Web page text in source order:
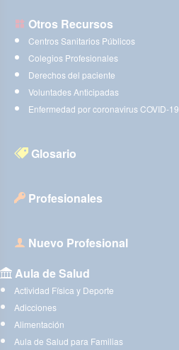
Otros Recursos
Centros Sanitarios Públicos
Colegios Profesionales
Derechos del paciente
Voluntades Anticipadas
Enfermedad por coronavirus COVID-19
Glosario
Profesionales
Nuevo Profesional
Aula de Salud
Actividad Física y Deporte
Adicciones
Alimentación
Aula de Salud para Familias